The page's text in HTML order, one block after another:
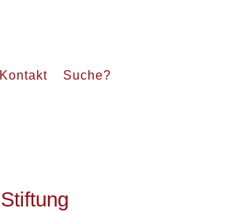
Kontakt Suche?
Stiftung